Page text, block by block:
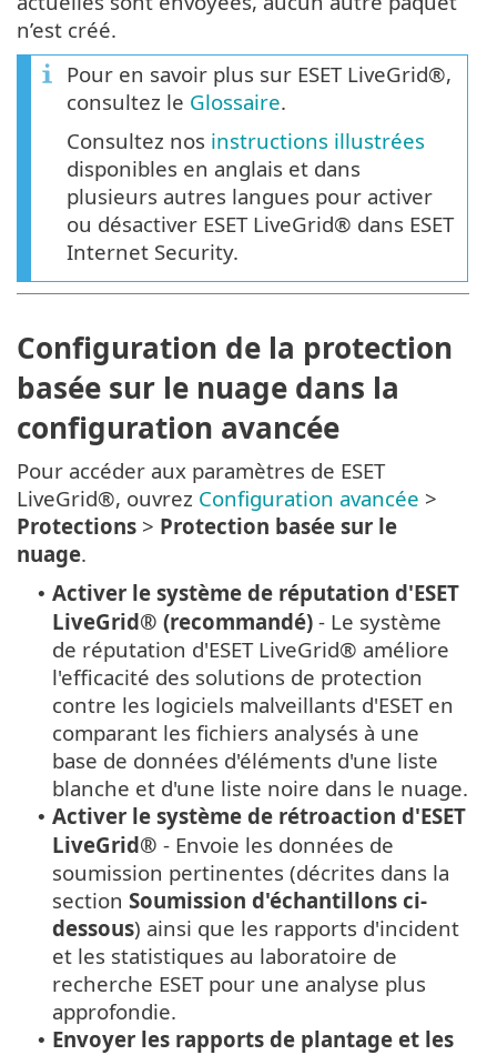
n’est créé.
Pour en savoir plus sur ESET LiveGrid®,
consultez le Glossaire.
Consultez nos instructions illustrées
disponibles en anglais et dans
plusieurs autres langues pour activer
ou désactiver ESET LiveGrid® dans ESET
Internet Security.
Configuration de la protection
basée sur le nuage dans la
configuration avancée
Pour accéder aux paramètres de ESET
LiveGrid®, ouvrez Configuration avancée >
Protections > Protection basée sur le
nuage.
• Activer le système de réputation d'ESET
LiveGrid® (recommandé) - Le système
de réputation d'ESET LiveGrid® améliore
l'efficacité des solutions de protection
contre les logiciels malveillants d'ESET en
comparant les fichiers analysés à une
base de données d'éléments d'une liste
blanche et d'une liste noire dans le nuage.
• Activer le système de rétroaction d'ESET
LiveGrid® - Envoie les données de
soumission pertinentes (décrites dans la
section Soumission d'échantillons ci-
dessous) ainsi que les rapports d'incident
et les statistiques au laboratoire de
recherche ESET pour une analyse plus
approfondie.
• Envoyer les rapports de plantage et les